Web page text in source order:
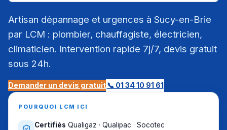
Artisan dépannage et urgences à Sucy-en-Brie
par LCM : plombier, chauffagiste, électricien,
climaticien. Intervention rapide 7j/7, devis gratuit
sous 24h.
Demander un devis gratuit📞 01 34 10 91 61
POURQUOI LCM ICI
Certifiés Qualigaz · Qualipac · Socotec